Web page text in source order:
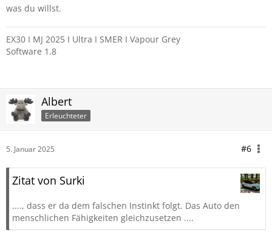
was du willst.
EX30 I MJ 2025 I Ultra I SMER I Vapour Grey
Software 1.8
Albert
Erleuchteter
5. Januar 2025 #6
Zitat von Surki
...., dass er da dem falschen Instinkt folgt. Das Auto den
menschlichen Fähigkeiten gleichzusetzen ....